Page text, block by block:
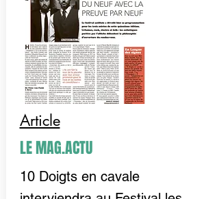
Article
LE MAG.ACTU
10 Doigts en cavale